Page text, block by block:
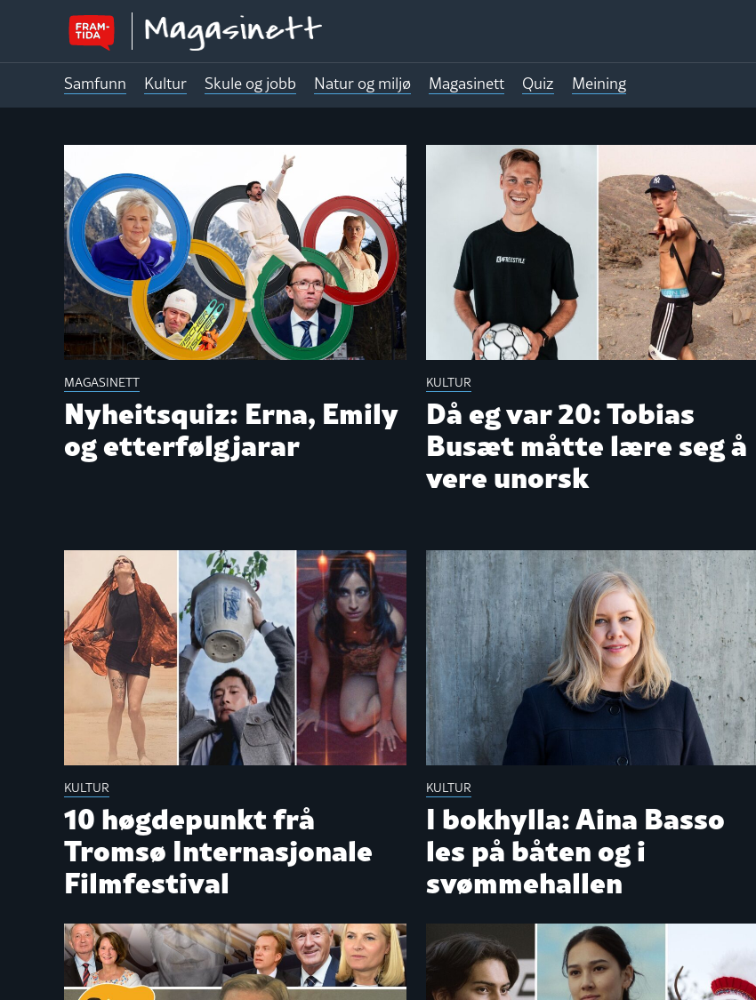
Samfunn Kultur Skule og jobb Natur og miljø Magasinett Quiz Meining
MAGASINETT
MAGASINETT
Nyheitsquiz: Erna, Emily
og etter­følgjarar
KULTUR
Då eg var 20: Tobias
Busæt måtte lære seg å
vere unorsk
KULTUR
10 høgdepunkt frå
Tromsø Internasjonale
Filmfestival
KULTUR
I bokhylla: Aina Basso
les på båten og i
svømmehallen